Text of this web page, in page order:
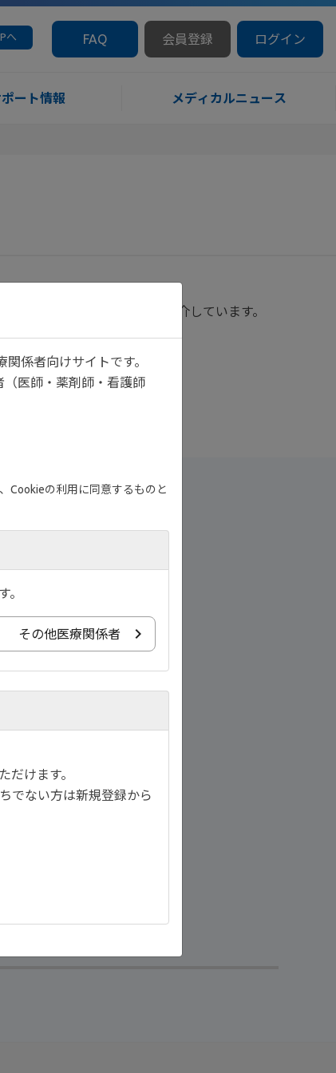
へ FAQ 会員登録 ログイン
ート情報 メディカルニュース
試験）について紹介しています。
係者向けサイトです。
医師・薬剤師・看護師
Cookieの利用に同意するものと
その他医療関係者
けます。
でない方は新規登録から